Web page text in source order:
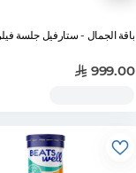
باقة الجمال - ستارفيل جلسة فيلر 1 مل
999.00